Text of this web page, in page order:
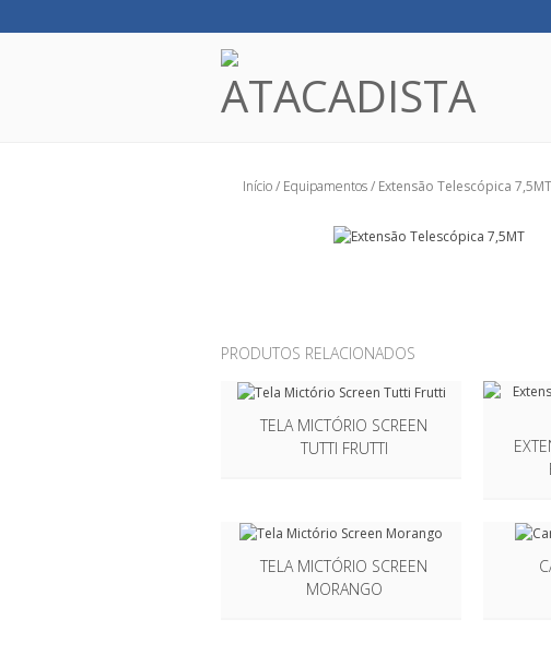
Início/ Equipamentos/ Extensão Telescópica 7,5MT
PRODUTOS RELACIONADOS
TELA MICTÓRIO SCREEN
TUTTI FRUTTI
TELA MICTÓRIO SCREEN
MORANGO